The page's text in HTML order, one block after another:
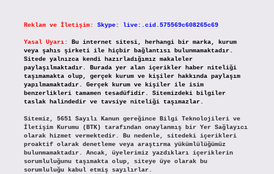
Reklam ve İletişim: Skype: live:.cid.575569c608265c69
Yasal Uyarı:
Bu internet sitesi, herhangi bir marka, kurum
veya şahıs şirketi ile hiçbir bağlantısı bulunmamaktadır.
Sitede yalnızca kendi hazırladığımız makaleler
paylaşılmaktadır. Burada yer alan içerikler haber niteliği
taşımamakta olup, gerçek kurum ve kişiler hakkında paylaşım
yapılmamaktadır. Gerçek kurum ve kişiler ile isim
benzerlikleri tamamen tesadüfidir. Sitemizdeki bilgiler
taslak halindedir ve tavsiye niteliği taşımazlar.
Sitemiz, 5651 Sayılı Kanun gereğince Bilgi Teknolojileri ve
İletişim Kurumu (BTK) tarafından onaylanmış bir Yer Sağlayıcı
olarak hizmet vermektedir. Bu nedenle, sitedeki içerikleri
proaktif olarak denetleme veya araştırma yükümlülüğümüz
bulunmamaktadır. Ancak, üyelerimiz yazdıkları içeriklerin
sorumluluğunu taşımakta olup, siteye üye olarak bu
sorumluluğu kabul etmiş sayılırlar.